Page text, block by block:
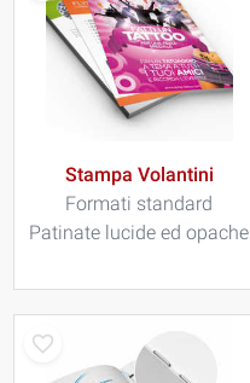
Stampa Volantini
Formati standard
Patinate lucide ed opache